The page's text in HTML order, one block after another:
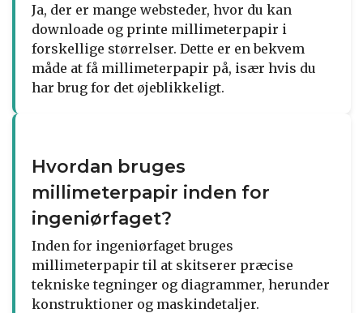
Ja, der er mange websteder, hvor du kan
downloade og printe millimeterpapir i
forskellige størrelser. Dette er en bekvem
måde at få millimeterpapir på, især hvis du
har brug for det øjeblikkeligt.
Hvordan bruges
millimeterpapir inden for
ingeniørfaget?
Inden for ingeniørfaget bruges
millimeterpapir til at skitserer præcise
tekniske tegninger og diagrammer, herunder
konstruktioner og maskindetaljer.